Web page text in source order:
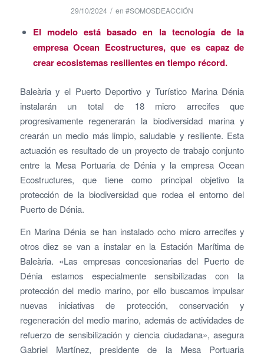
29/10/2024 / en #SOMOSDEACCIÓN
El modelo está basado en la tecnología de la
empresa Ocean Ecostructures, que es capaz de
crear ecosistemas resilientes en tiempo récord.
Baleària y el Puerto Deportivo y Turístico Marina Dénia
instalarán un total de 18 micro arrecifes que
progresivamente regenerarán la biodiversidad marina y
crearán un medio más limpio, saludable y resiliente. Esta
actuación es resultado de un proyecto de trabajo conjunto
entre la Mesa Portuaria de Dénia y la empresa Ocean
Ecostructures, que tiene como principal objetivo la
protección de la biodiversidad que rodea el entorno del
Puerto de Dénia.
En Marina Dénia se han instalado ocho micro arrecifes y
otros diez se van a instalar en la Estación Marítima de
Baleària. «Las empresas concesionarias del Puerto de
Dénia estamos especialmente sensibilizadas con la
protección del medio marino, por ello buscamos impulsar
nuevas iniciativas de protección, conservación y
regeneración del medio marino, además de actividades de
refuerzo de sensibilización y ciencia ciudadana», asegura
Gabriel Martínez, presidente de la Mesa Portuaria